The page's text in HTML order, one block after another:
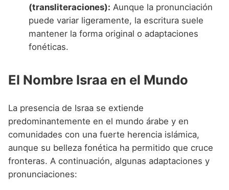
(transliteraciones): Aunque la pronunciación
puede variar ligeramente, la escritura suele
mantener la forma original o adaptaciones
fonéticas.
El Nombre Israa en el Mundo
La presencia de Israa se extiende
predominantemente en el mundo árabe y en
comunidades con una fuerte herencia islámica,
aunque su belleza fonética ha permitido que cruce
fronteras. A continuación, algunas adaptaciones y
pronunciaciones: